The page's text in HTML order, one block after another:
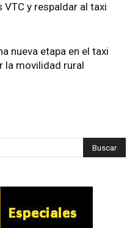
y respaldar al taxi
nueva etapa en el taxi
la movilidad rural